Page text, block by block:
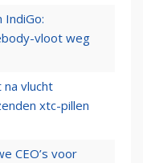
IndiGo:
vloot weg
na vlucht
xtc-pillen
CEO’s voor